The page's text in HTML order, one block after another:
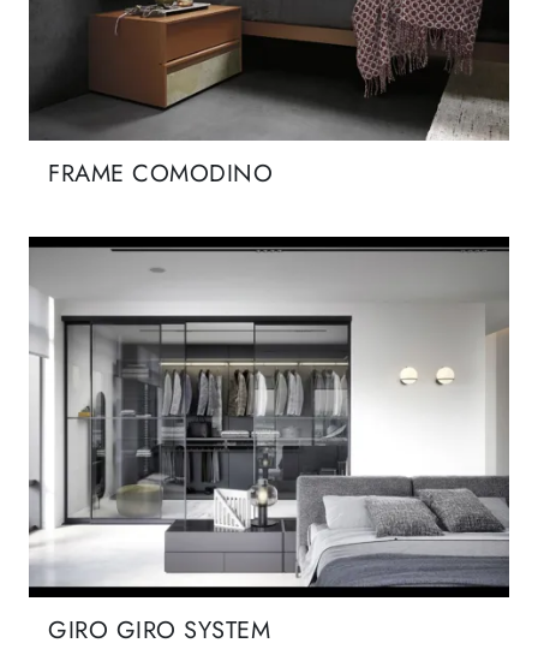
FRAME COMODINO
GIRO GIRO SYSTEM